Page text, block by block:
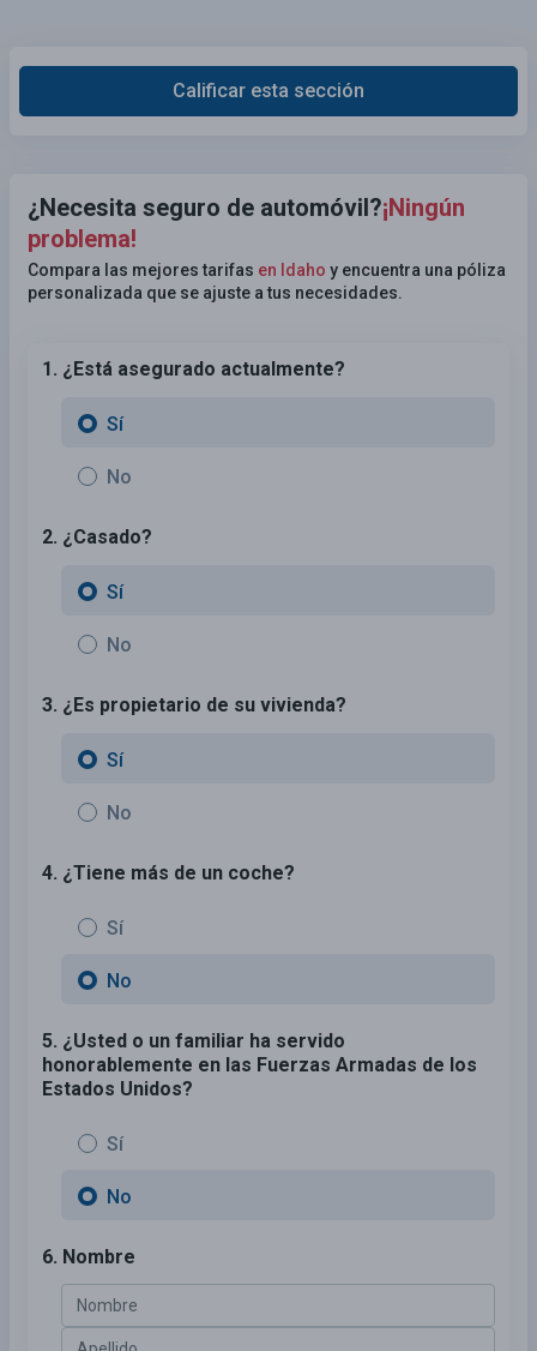
Calificar esta sección
¿Necesita seguro de automóvil?¡Ningún
problema!
Compara las mejores tarifas en Idaho y encuentra una póliza
personalizada que se ajuste a tus necesidades.
1. ¿Está asegurado actualmente?
Sí
No
2. ¿Casado?
Sí
No
3. ¿Es propietario de su vivienda?
Sí
No
4. ¿Tiene más de un coche?
Sí
No
5. ¿Usted o un familiar ha servido
honorablemente en las Fuerzas Armadas de los
Estados Unidos?
Sí
No
6. Nombre